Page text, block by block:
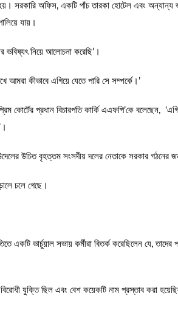
সরকারি অফিস, একটি পাঁচ তারকা হোটেল এবং
যায়।
ভবিষ্যৎ নিয়ে আলোচনা করেছি’।
আমরা কীভাবে এগিয়ে যেতে পারি সে সম্পর্কে।’
কোর্টের প্রধান বিচারপতি কার্কি এএফপি’কে বলেছেন,
উচিত বৃহত্তম সংসদীয় দলের নেতাকে সরকার গঠনের
চলে গেছে।
একটি ভার্চুয়াল সভায় কর্মীরা বিতর্ক করেছিলেন যে,
যুক্তি ছিল এবং বেশ কয়েকটি নাম প্রস্তাব করা